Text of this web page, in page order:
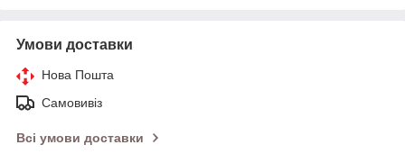
Умови доставки
Нова Пошта
Самовивіз
Всі умови доставки